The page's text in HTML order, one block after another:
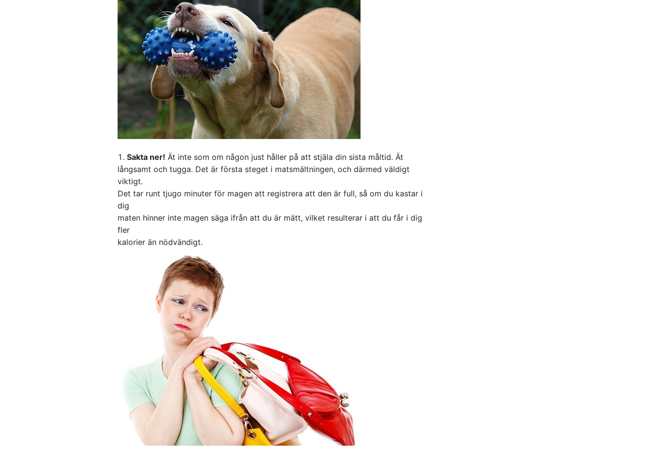
Sakta ner! Ät inte som om någon just håller på att stjäla din sista måltid. Ät
långsamt och tugga. Det är första steget i matsmältningen, och därmed väldigt
viktigt.
Det tar runt tjugo minuter för magen att registrera att den är full, så om du kastar i
dig
maten hinner inte magen säga ifrån att du är mätt, vilket resulterar i att du får i dig
fler
kalorier än nödvändigt.